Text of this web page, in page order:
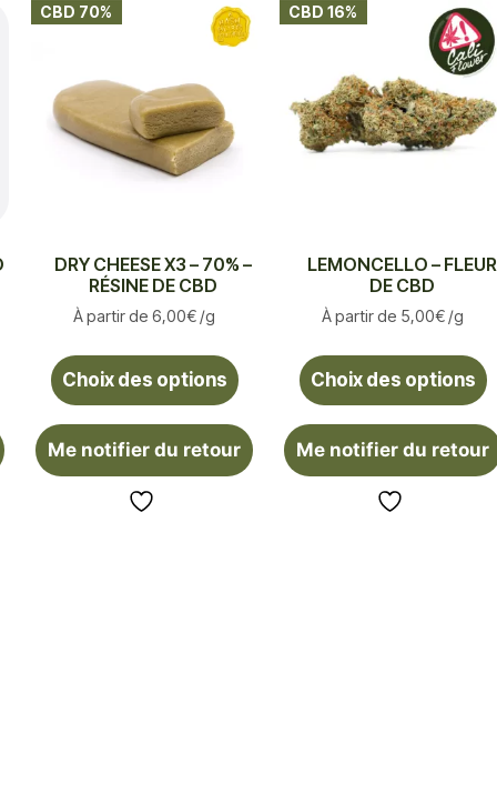
CBD 70%
DRY CHEESE X3 – 70% –
RÉSINE DE CBD
À partir de 6,00€/g
Choix des options
Me notifier du retour
CBD 16%
LEMONCELLO – FLEUR
DE CBD
À partir de 5,00€/g
Choix des options
Me notifier du retour